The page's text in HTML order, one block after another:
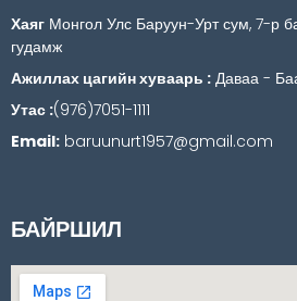
Хаяг Монгол Улс Баруун-Урт сум, 7-р
гудамж
Ажиллах цагийн хуваарь : Даваа -
Утас :(976)7051-1111
Email: baruunurt1957@gmail.com
БАЙРШИЛ